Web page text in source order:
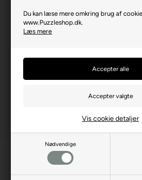
Du kan læse mere omkring brug af
www.Puzzleshop.dk.
Læs mere
Nødvendige
Vis cookie detaljer
Producentadresse
Ikke til